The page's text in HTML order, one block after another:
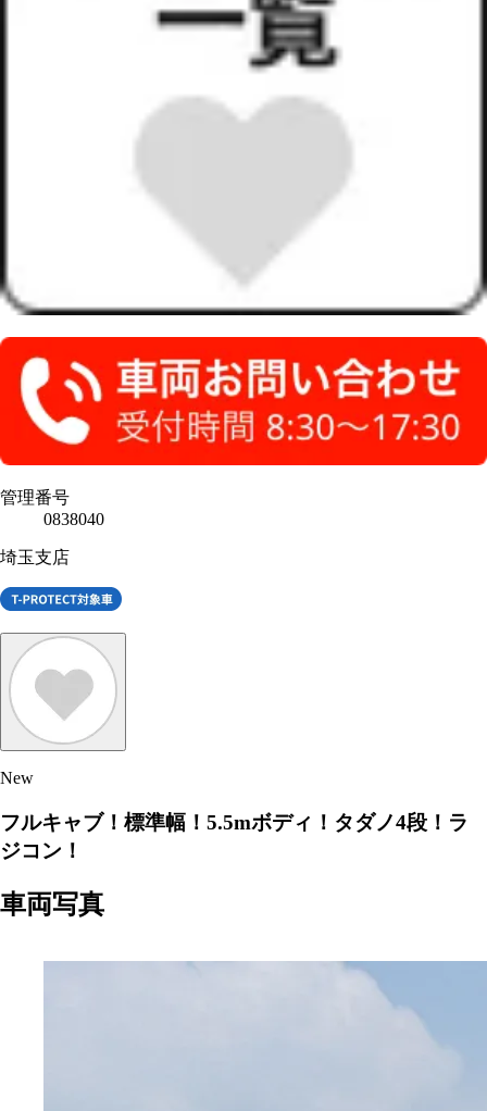
管理番号
0838040
埼玉支店
New
フルキャブ！標準幅！5.5mボディ！タダノ4段！ラ
ジコン！
車両写真